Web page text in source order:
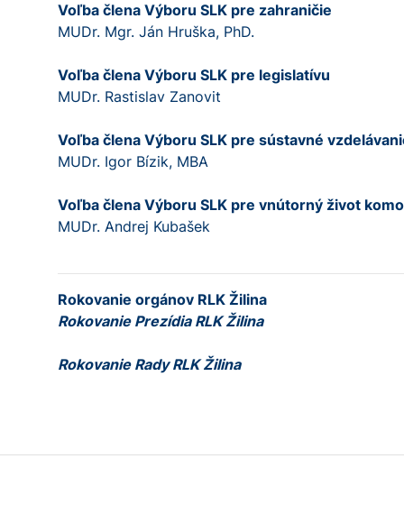
Voľba člena Výboru SLK pre zahraničie
MUDr. Mgr. Ján Hruška, PhD.
Voľba člena Výboru SLK pre legislatívu
MUDr. Rastislav Zanovit
Voľba člena Výboru SLK pre sústavné
MUDr. Igor Bízik, MBA
Voľba člena Výboru SLK pre vnútorný život
MUDr. Andrej Kubašek
Rokovanie orgánov RLK Žilina
Rokovanie Prezídia RLK Žilina
Rokovanie Rady RLK Žilina